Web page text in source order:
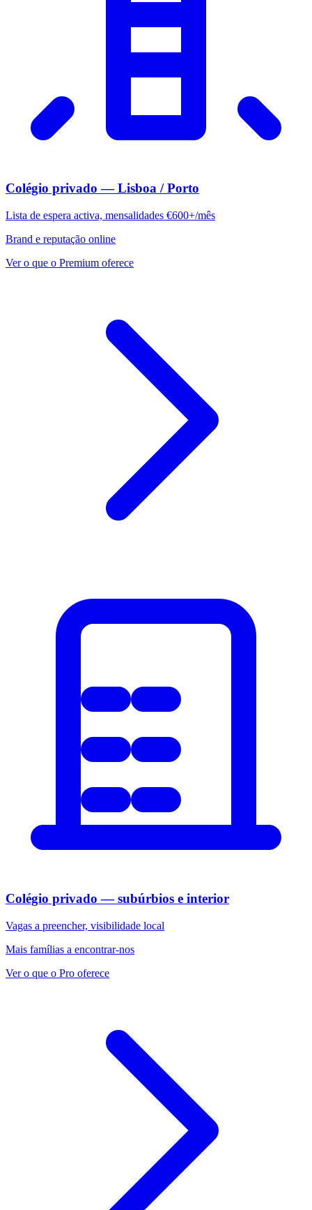
Colégio privado — Lisboa / Porto
Lista de espera activa, mensalidades €600+/mês
Brand e reputação online
Ver o que o Premium oferece
Colégio privado — subúrbios e interior
Vagas a preencher, visibilidade local
Mais famílias a encontrar-nos
Ver o que o Pro oferece